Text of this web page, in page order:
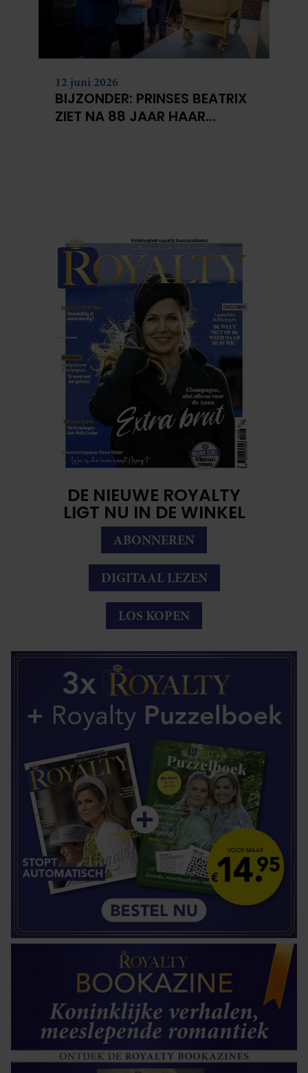
12 juni 2026
BIJZONDER: PRINSES BEATRIX
ZIET NA 88 JAAR HAAR
DE NIEUWE ROYALTY
LIGT NU IN DE WINKEL
ABONNEREN
DIGITAAL LEZEN
LOS KOPEN